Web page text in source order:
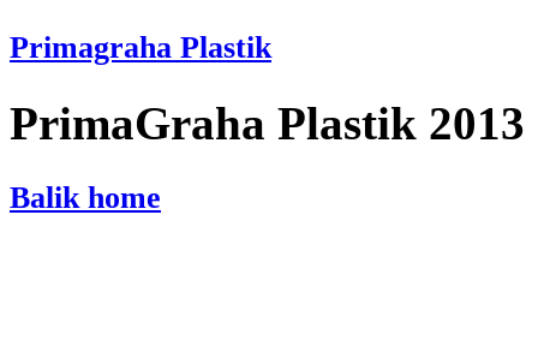
Primagraha Plastik
PrimaGraha Plastik 2013
Balik home